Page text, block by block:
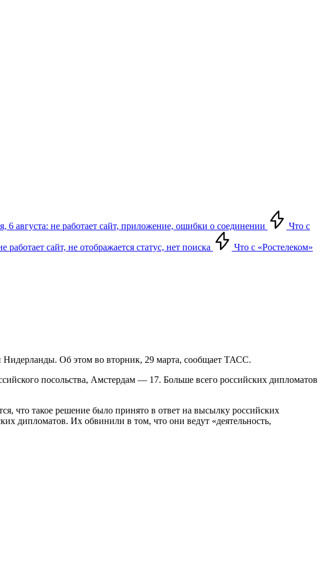
6 августа: не работает сайт, приложение, ошибки о соединении Что с
работает сайт, не отображается статус, нет поиска
Что с «Ростелеком»
Об этом во вторник, 29 марта, сообщает ТАСС.
посольства, Амстердам — 17. Больше всего российских дипломатов
что такое решение было принято в ответ на высылку российских
дипломатов. Их обвинили в том, что они ведут «деятельность,